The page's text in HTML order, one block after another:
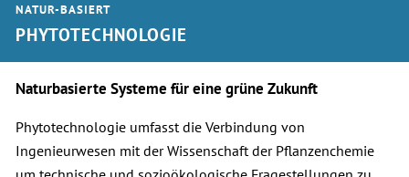
NATUR-BASIERT
PHYTOTECHNOLOGIE
Naturbasierte Systeme für eine grüne Zukunft
Phytotechnologie umfasst die Verbindung von
Ingenieurwesen mit der Wissenschaft der Pflanzenchemie